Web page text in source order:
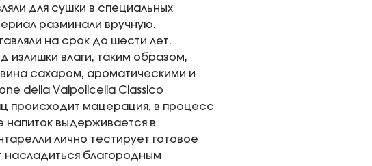
для сушки в специальных
разминали вручную.
на срок до шести лет.
излишки влаги, таким образом,
сахаром, ароматическими и
della Valpolicella Classico
происходит мацерация, в процесс
выдерживается в
лично тестирует готовое
насладиться благородным